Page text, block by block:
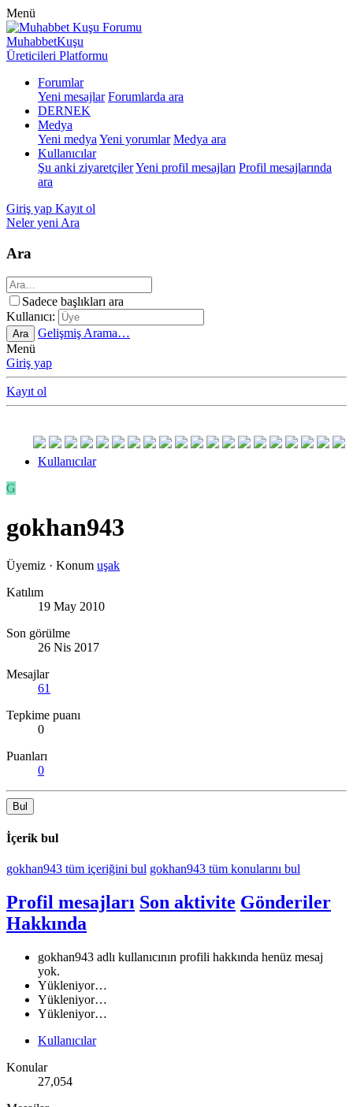
Menü
MuhabbetKuşu
Üreticileri Platformu
Forumlar
Yeni mesajlar Forumlarda ara
DERNEK
Medya
Yeni medya Yeni yorumlar Medya ara
Kullanıcılar
Şu anki ziyaretçilerYeni profil mesajları Profil mesajlarında
ara
Giriş yap Kayıt ol
Neler yeni Ara
Ara
Sadece başlıkları ara
Kullanıcı:
Ara
Gelişmiş Arama…
Menü
Giriş yap
Kayıt ol
Kullanıcılar
G
gokhan943
Üyemiz · Konum uşak
Katılım
19 May 2010
Son görülme
26 Nis 2017
Mesajlar
61
Tepkime puanı
0
Puanları
0
Bul
İçerik bul
gokhan943 tüm içeriğini bul gokhan943 tüm konularını bul
Profil mesajları Son aktivite Gönderiler
Hakkında
gokhan943 adlı kullanıcının profili hakkında henüz mesaj
yok.
Yükleniyor…
Yükleniyor…
Yükleniyor…
Kullanıcılar
Konular
27,054